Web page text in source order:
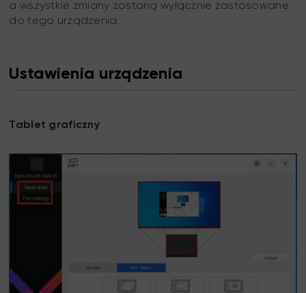
a wszystkie zmiany zostaną wyłącznie zastosowane
do tego urządzenia.
Ustawienia urządzenia
Tablet graficzny